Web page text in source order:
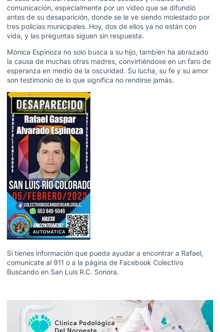
comunicación, especialmente por un video que se difundió
antes de su desaparición, donde se le ve siendo molestado por
tres policías municipales. Hoy, dos de ellos ya no están con
vida, y las preguntas siguen sin respuesta.
Mónica Espinoza no solo busca a su hijo, también ha abrazado
la causa de muchas otras madres, convirtiéndose en un faro de
esperanza en medio de la oscuridad. Su lucha, su fe y su amor
son testimonio de lo que significa no rendirse jamás.
Si tienes información que pueda ayudar a encontrar a Rafael,
comunícate al 911 o a la página de Facebook Colectivo
Buscando en San Luis R.C. Sonora.